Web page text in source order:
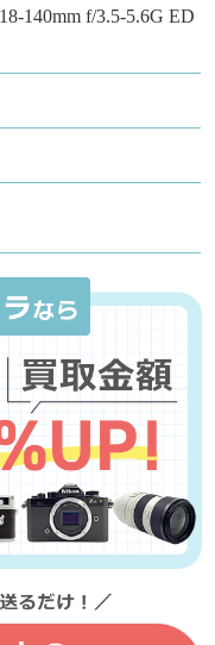
140mm f/3.5-5.6G ED